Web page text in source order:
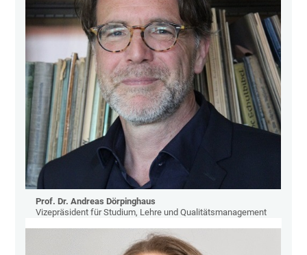
Prof. Dr. Andreas Dörpinghaus
Vizepräsident für Studium, Lehre und Qualitätsmanagement